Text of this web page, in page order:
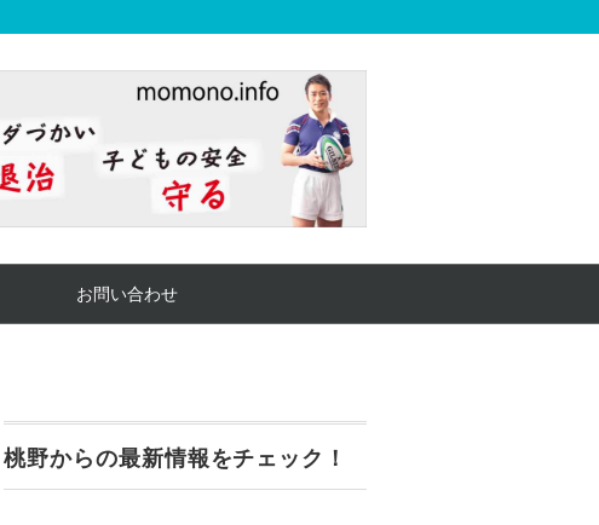
お問い合わせ
桃野からの最新情報をチェック！